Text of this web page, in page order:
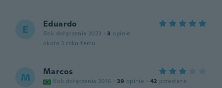
E Eduardo
Rok dołączenia 2023 · 3 opinie
około 3 roku temu
M Marcos
Rok dołączenia 2016 · 39 opinie · 42 przesłane